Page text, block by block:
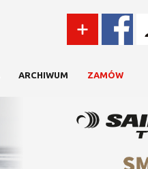
ARCHIWUM ZAMÓW